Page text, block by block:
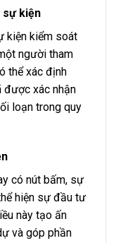
sự kiện
kiện kiểm soát
người tham
thể xác định
được xác nhận
loạn trong quy
có nút bấm, sự
hiện sự đầu tư
này tạo ấn
và góp phần